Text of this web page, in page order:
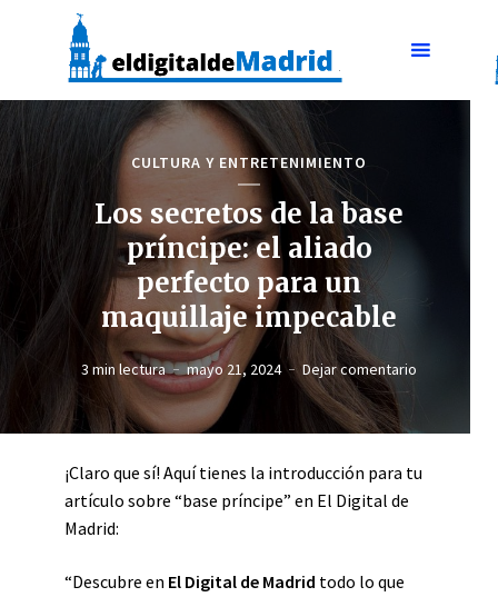
CULTURA Y ENTRETENIMIENTO
Los secretos de la base
príncipe: el aliado
perfecto para un
maquillaje impecable
3 min lectura mayo 21, 2024 Dejar comentario
¡Claro que sí! Aquí tienes la introducción para tu
artículo sobre “base príncipe” en El Digital de
Madrid:
“Descubre en El Digital de Madrid todo lo que